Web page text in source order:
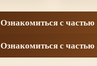
Ознакомиться с частью
Ознакомиться с частью